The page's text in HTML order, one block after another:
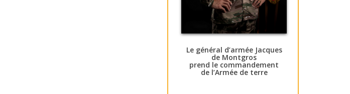
Le général d’armée Jacques
de Montgros
prend le commandement
de l’Armée de terre